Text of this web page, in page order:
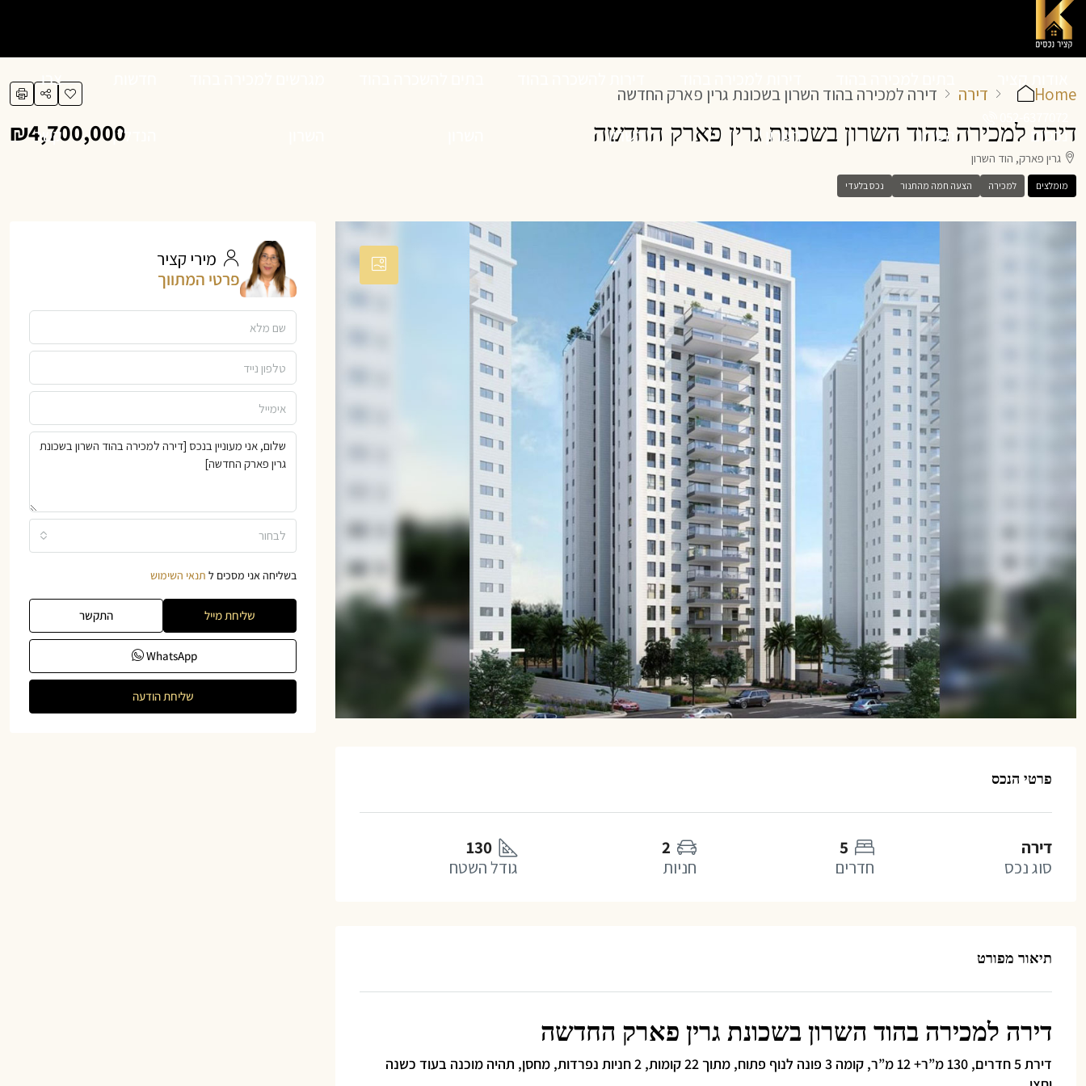
נכסים השרון השרון השרון הנדל”ן
צרו
קשר
Home דירה דירה למכירה בהוד השרון בשכונת גרין פארק החדשה
דירה למכירה בהוד השרון בשכונת גרין פארק החדשה
גרין פארק, הוד השרון
מומלצים למכירה הצעה חמה מהתנור נכס בלעדי
₪4,700,000
פרטי הנכס
דירה
סוג נכס
5
חדרים
2
חניות
130
גודל השטח
תיאור מפורט
דירה למכירה בהוד השרון בשכונת גרין פארק החדשה
דירת 5 חדרים, 130 מ”ר+ 12 מ”ר, קומה 3 פונה לנוף פתוח, מתוך 22 קומות, 2 חניות נפרדות, מחסן, תהיה מוכנה בעוד כשנה
מירי קציר
פרטי המתווך
לבחור
בשליחה אני מסכים ל תנאי השימוש
שליחת מייל התקשר
WhatsApp
שליחת הודעה